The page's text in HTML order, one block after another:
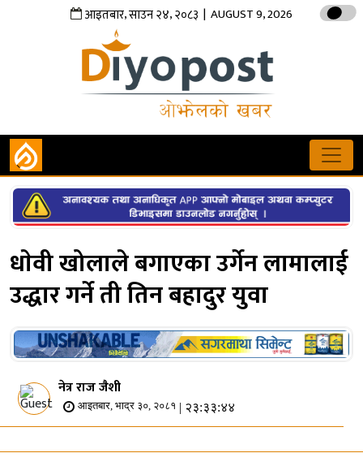
आइतबार,साउन२४,२०८३ | AUGUST 9, 2026
धाेवी खोलाले बगाएका उर्गेन लामालाई
उद्धार गर्ने ती तिन बहादुर युवा
नेत्र राज जैशी
आइतबार, भाद्र ३०, २०८१ | २३:३३:४४